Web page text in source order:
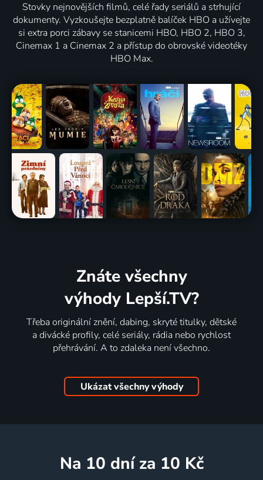
Stovky nejnovějších filmů, celé řady seriálů a strhující
dokumenty. Vyzkoušejte bezplatně balíček HBO a užívejte
si extra porci zábavy se stanicemi HBO, HBO 2, HBO 3,
Cinemax 1 a Cinemax 2 a přístup do obrovské videotéky
HBO Max.
Znáte všechny
výhody Lepší.TV?
Třeba originální znění, dabing, skryté titulky, dětské
a divácké profily, celé seriály, rádia nebo rychlost
přehrávání. A to zdaleka není všechno.
Ukázat všechny výhody
na 10 dní za 10 Kč